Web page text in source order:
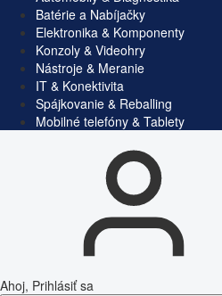
Batérie a Nabíjačky
Elektronika & Komponenty
Konzoly & Videohry
Nástroje & Meranie
IT & Konektivita
Spájkovanie & Reballing
Mobilné telefóny & Tablety
Ahoj, Prihlásiť sa